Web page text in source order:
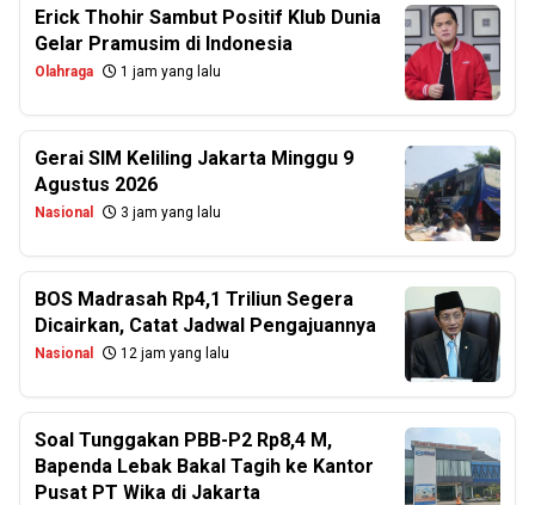
Erick Thohir Sambut Positif Klub Dunia
Gelar Pramusim di Indonesia
Olahraga 1 jam yang lalu
Gerai SIM Keliling Jakarta Minggu 9
Agustus 2026
Nasional 3 jam yang lalu
BOS Madrasah Rp4,1 Triliun Segera
Dicairkan, Catat Jadwal Pengajuannya
Nasional 12 jam yang lalu
Soal Tunggakan PBB-P2 Rp8,4 M,
Bapenda Lebak Bakal Tagih ke Kantor
Pusat PT Wika di Jakarta